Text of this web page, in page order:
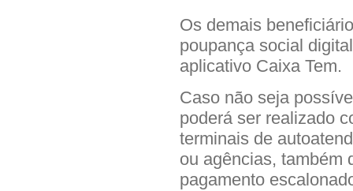
Os demais
poupança social
aplicativo Caixa Tem.
Caso não seja
poderá ser realizado
terminais de
ou agências, também
pagamento